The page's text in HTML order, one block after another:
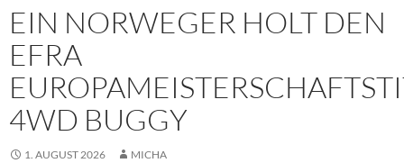
EIN NORWEGER HOLT DEN
EFRA
4WD BUGGY
1. AUGUST 2026 MICHA